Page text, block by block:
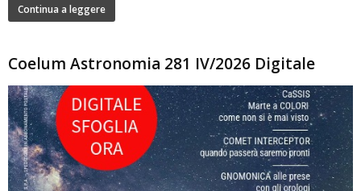
Continua a leggere
Coelum Astronomia 281 IV/2026 Digitale